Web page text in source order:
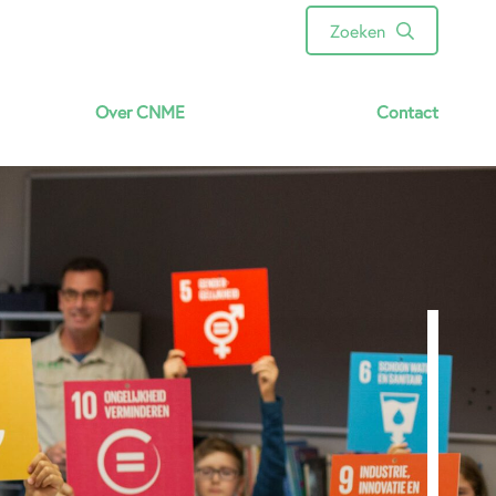
Zoeken
Over CNME
Energie besparen
Natuurtuinen Jekerdal
Ons team
Vacatures
Verslagen & rapporten
Contact
Persvoorlichting